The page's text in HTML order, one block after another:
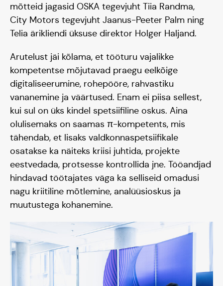
Päikeseauto
Hooaeg I 20/21
Hooaeg II 22/23
Hooaeg III 24/25
mõtteid jagasid OSKA tegevjuht Tiia Randma,
City Motors tegevjuht Jaanus-Peeter Palm ning
Telia ärikliendi üksuse direktor Holger Haljand.
Arutelust jäi kõlama, et tööturu vajalikke
kompetentse mõjutavad praegu eelkõige
digitaliseerumine, rohepööre, rahvastiku
vananemine ja väärtused. Enam ei piisa sellest,
kui sul on üks kindel spetsiifiline oskus. Aina
olulisemaks on saamas π-kompetents, mis
tähendab, et lisaks valdkonnaspetsiifikale
osatakse ka näiteks kriisi juhtida, projekte
eestvedada, protsesse kontrollida jne. Tööandjad
hindavad töötajates väga ka selliseid omadusi
nagu kriitiline mõtlemine, analüüsioskus ja
muutustega kohanemine.